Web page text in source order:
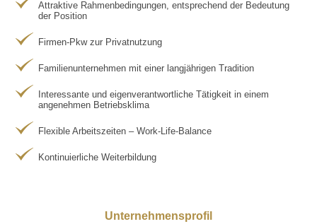
Attraktive Rahmenbedingungen, entsprechend der Bedeutung
der Position
Firmen-Pkw zur Privatnutzung
Familienunternehmen mit einer langjährigen Tradition
Interessante und eigenverantwortliche Tätigkeit in einem
angenehmen Betriebsklima
Flexible Arbeitszeiten – Work-Life-Balance
Kontinuierliche Weiterbildung
Unternehmensprofil